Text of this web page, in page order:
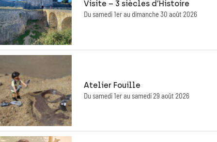
Visite – 3 siècles d’Histoire
Du samedi 1er au dimanche 30 août 2026
Atelier Fouille
Du samedi 1er au samedi 29 août 2026